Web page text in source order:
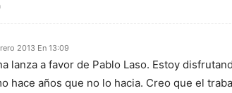
2013 En 13:09
lanza a favor de Pablo Laso. Estoy
hace años que no lo hacia. Creo que el